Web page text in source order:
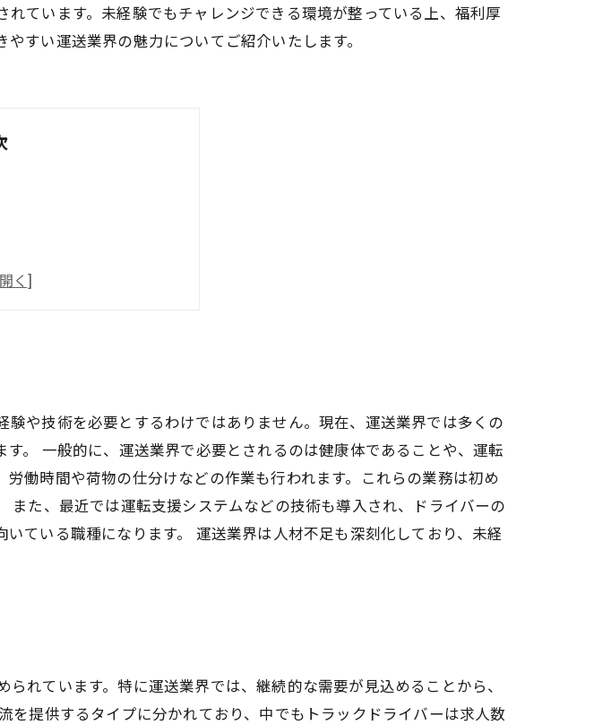
ています。未経験でもチャレンジできる環境が整っている上、福利厚
すい運送業界の魅力についてご紹介いたします。
や技術を必要とするわけではありません。現在、運送業界では多くの
。 一般的に、運送業界で必要とされるのは健康体であることや、運転
働時間や荷物の仕分けなどの作業も行われます。これらの業務は初め
た、最近では運転支援システムなどの技術も導入され、ドライバーの
ている職種になります。 運送業界は人材不足も深刻化しており、未経
れています。特に運送業界では、継続的な需要が見込めることから、
提供するタイプに分かれており、中でもトラックドライバーは求人数